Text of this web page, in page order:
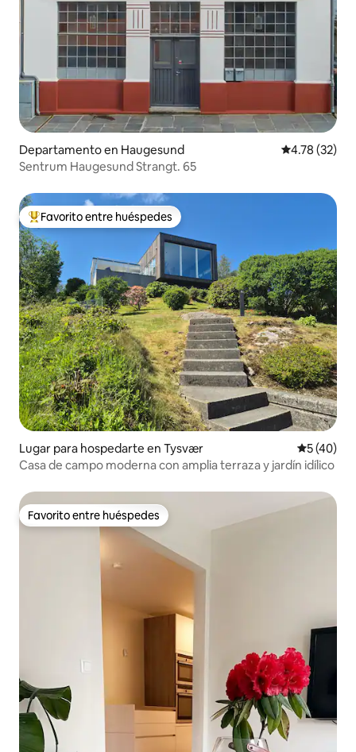
Departamento en Haugesund Calificación
4.78 (32)
Sentrum Haugesund Strangt. 65
De los mejores en Favorito entre huéspedes
Favorito entre huéspedes
Lugar para hospedarte en Tysvær
5 (40)
Casa de campo moderna con amplia terraza y jardín idílico
Favorito entre huéspedes
Favorito entre huéspedes